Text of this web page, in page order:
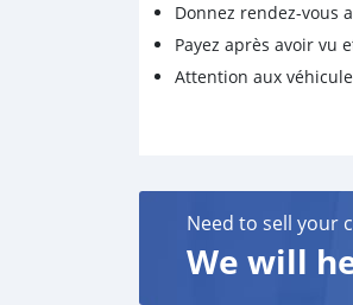
Donnez rendez-vous
Payez après avoir vu
Attention aux
Need to sell your
We will